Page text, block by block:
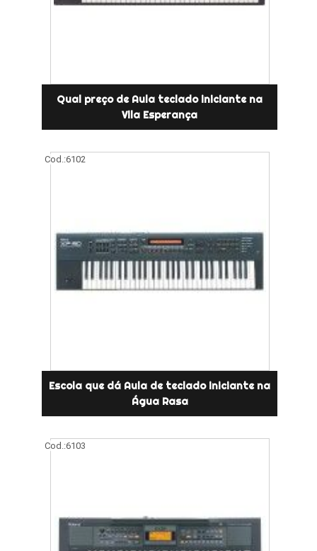
Qual preço de Aula teclado iniciante na
Vila Esperança
Cod.:6102
Escola que dá Aula de teclado iniciante na
Água Rasa
Cod.:6103